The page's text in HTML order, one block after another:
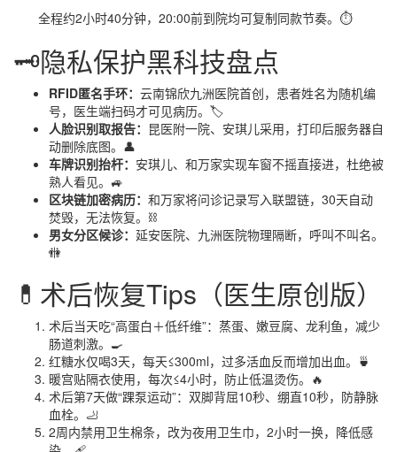
全程约2小时40分钟，20:00前到院均可复制同款节奏。⏱️
🗝️隐私保护黑科技盘点
RFID匿名手环： 云南锦欣九洲医院首创，患者姓名为随机编
号，医生端扫码才可见病历。🏷️
人脸识别取报告： 昆医附一院、安琪儿采用，打印后服务器自
动删除底图。👤
车牌识别抬杆： 安琪儿、和万家实现车窗不摇直接进，杜绝被
熟人看见。🚙
区块链加密病历： 和万家将问诊记录写入联盟链，30天自动
焚毁，无法恢复。⛓️
男女分区候诊： 延安医院、九洲医院物理隔断，呼叫不叫名。
🚻
💊术后恢复Tips（医生原创版）
术后当天吃“高蛋白＋低纤维”：蒸蛋、嫩豆腐、龙利鱼，减少
肠道刺激。🍳
红糖水仅喝3天，每天≤300ml，过多活血反而增加出血。🍵
暖宫贴隔衣使用，每次≤4小时，防止低温烫伤。🔥
术后第7天做“踝泵运动”：双脚背屈10秒、绷直10秒，防静脉
血栓。🦶
2周内禁用卫生棉条，改为夜用卫生巾，2小时一换，降低感